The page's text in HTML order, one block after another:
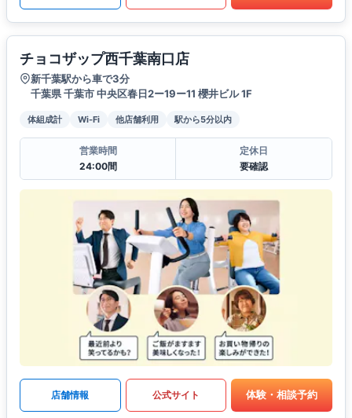
チョコザップ西千葉南口店
新千葉駅から車で3分
千葉県 千葉市 中央区春日2ー19ー11 櫻井ビル 1F
体組成計 Wi-Fi 他店舗利用 駅から5分以内
営業時間
24:00間
定休日
要確認
店舗情報 公式サイト 体験・相談予約